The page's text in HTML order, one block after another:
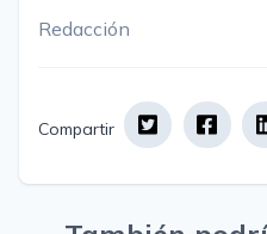
Redacción
Compartir